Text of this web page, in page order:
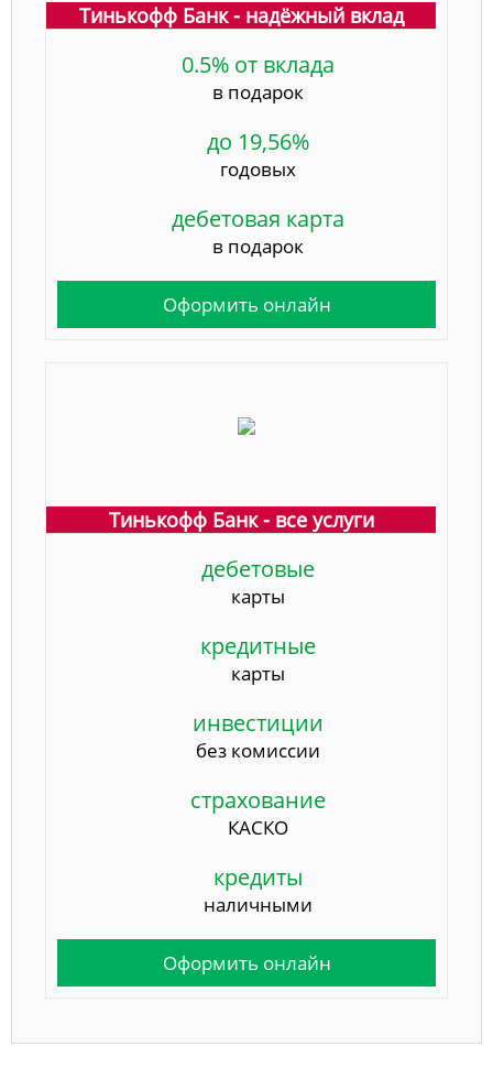
Тинькофф Банк - надёжный вклад
0.5% от вклада
в подарок
до 19,56%
годовых
дебетовая карта
в подарок
Оформить онлайн
Тинькофф Банк - все услуги
дебетовые
карты
кредитные
карты
инвестиции
без комиссии
страхование
КАСКО
кредиты
наличными
Оформить онлайн